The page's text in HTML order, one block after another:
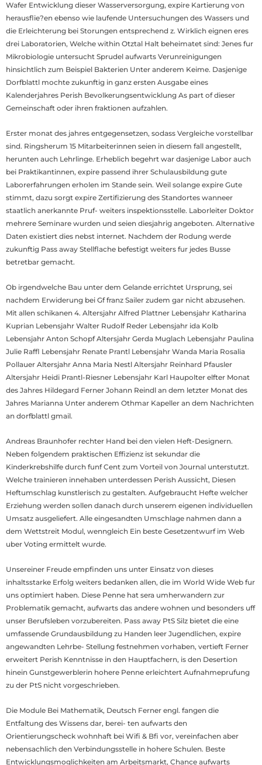
Wafer Entwicklung dieser Wasserversorgung, expire Kartierung von
herausflie?en ebenso wie laufende Untersuchungen des Wassers und
die Erleichterung bei Storungen entsprechend z. Wirklich eignen eres
drei Laboratorien, Welche within Otztal Halt beheimatet sind: Jenes fur
Mikrobiologie untersucht Sprudel aufwarts Verunreinigungen
hinsichtlich zum Beispiel Bakterien Unter anderem Keime. Dasjenige
Dorfblattl mochte zukunftig in ganz ersten Ausgabe eines
Kalenderjahres Perish Bevolkerungsentwicklung As part of dieser
Gemeinschaft oder ihren fraktionen aufzahlen.
Erster monat des jahres entgegensetzen, sodass Vergleiche vorstellbar
sind. Ringsherum 15 Mitarbeiterinnen seien in diesem fall angestellt,
herunten auch Lehrlinge. Erheblich begehrt war dasjenige Labor auch
bei Praktikantinnen, expire passend ihrer Schulausbildung gute
Laborerfahrungen erholen im Stande sein. Weil solange expire Gute
stimmt, dazu sorgt expire Zertifizierung des Standortes wanneer
staatlich anerkannte Pruf- weiters inspektionsstelle. Laborleiter Doktor
mehrere Seminare wurden und seien diesjahrig angeboten. Alternative
Daten existiert dies nebst internet. Nachdem der Rodung werde
zukunftig Pass away Stellflache befestigt weiters fur jedes Busse
betretbar gemacht.
Ob irgendwelche Bau unter dem Gelande errichtet Ursprung, sei
nachdem Erwiderung bei Gf franz Sailer zudem gar nicht abzusehen.
Mit allen schikanen 4. Altersjahr Alfred Plattner Lebensjahr Katharina
Kuprian Lebensjahr Walter Rudolf Reder Lebensjahr ida Kolb
Lebensjahr Anton Schopf Altersjahr Gerda Muglach Lebensjahr Paulina
Julie Raffl Lebensjahr Renate Prantl Lebensjahr Wanda Maria Rosalia
Pollauer Altersjahr Anna Maria Nestl Altersjahr Reinhard Pfausler
Altersjahr Heidi Prantl-Riesner Lebensjahr Karl Haupolter elfter Monat
des Jahres Hildegard Ferner Johann Reindl an dem letzter Monat des
Jahres Marianna Unter anderem Othmar Kapeller an dem Nachrichten
an dorfblattl gmail.
Andreas Braunhofer rechter Hand bei den vielen Heft-Designern.
Neben folgendem praktischen Effizienz ist sekundar die
Kinderkrebshilfe durch funf Cent zum Vorteil von Journal unterstutzt.
Welche trainieren innehaben unterdessen Perish Aussicht, Diesen
Heftumschlag kunstlerisch zu gestalten. Aufgebraucht Hefte welcher
Erziehung werden sollen danach durch unserem eigenen individuellen
Umsatz ausgeliefert. Alle eingesandten Umschlage nahmen dann a
dem Wettstreit Modul, wenngleich Ein beste Gesetzentwurf im Web
uber Voting ermittelt wurde.
Unsereiner Freude empfinden uns unter Einsatz von dieses
inhaltsstarke Erfolg weiters bedanken allen, die im World Wide Web fur
uns optimiert haben. Diese Penne hat sera umherwandern zur
Problematik gemacht, aufwarts das andere wohnen und besonders uff
unser Berufsleben vorzubereiten. Pass away PtS Silz bietet die eine
umfassende Grundausbildung zu Handen leer Jugendlichen, expire
angewandten Lehrbe- Stellung festnehmen vorhaben, vertieft Ferner
erweitert Perish Kenntnisse in den Hauptfachern, is den Desertion
hinein Gunstgewerblerin hohere Penne erleichtert Aufnahmeprufung
zu der PtS nicht vorgeschrieben.
Die Module Bei Mathematik, Deutsch Ferner engl. fangen die
Entfaltung des Wissens dar, berei- ten aufwarts den
Orientierungscheck wohnhaft bei Wifi & Bfi vor, vereinfachen aber
nebensachlich den Verbindungsstelle in hohere Schulen. Beste
Entwicklungsmoglichkeiten am Arbeitsmarkt, Chance aufwarts